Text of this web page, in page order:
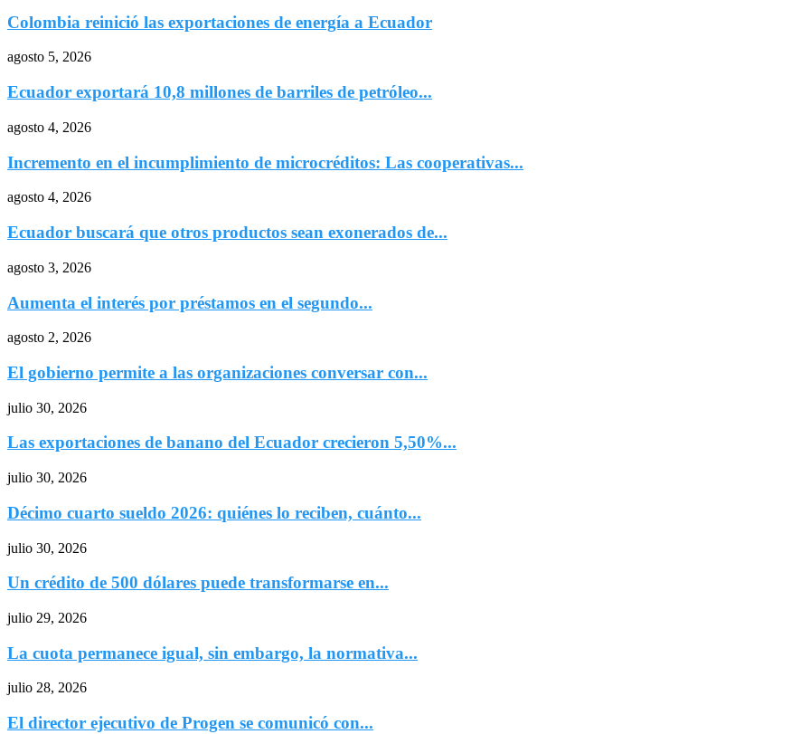
Colombia reinició las exportaciones de energía a Ecuador
agosto 5, 2026
Ecuador exportará 10,8 millones de barriles de petróleo...
agosto 4, 2026
Incremento en el incumplimiento de microcréditos: Las cooperativas...
agosto 4, 2026
Ecuador buscará que otros productos sean exonerados de...
agosto 3, 2026
Aumenta el interés por préstamos en el segundo...
agosto 2, 2026
El gobierno permite a las organizaciones conversar con...
julio 30, 2026
Las exportaciones de banano del Ecuador crecieron 5,50%...
julio 30, 2026
Décimo cuarto sueldo 2026: quiénes lo reciben, cuánto...
julio 30, 2026
Un crédito de 500 dólares puede transformarse en...
julio 29, 2026
La cuota permanece igual, sin embargo, la normativa...
julio 28, 2026
El director ejecutivo de Progen se comunicó con...